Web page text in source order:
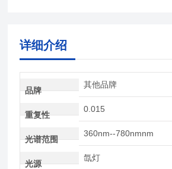
详细介绍
品牌
其他品牌
重复性
0.015
光谱范围
360nm--780nmnm
光源
氙灯